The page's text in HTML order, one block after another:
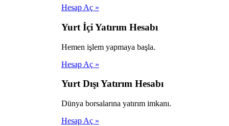
Hesap Aç »
Yurt İçi Yatırım Hesabı
Hemen işlem yapmaya başla.
Hesap Aç »
Yurt Dışı Yatırım Hesabı
Dünya borsalarına yatırım imkanı.
Hesap Aç »